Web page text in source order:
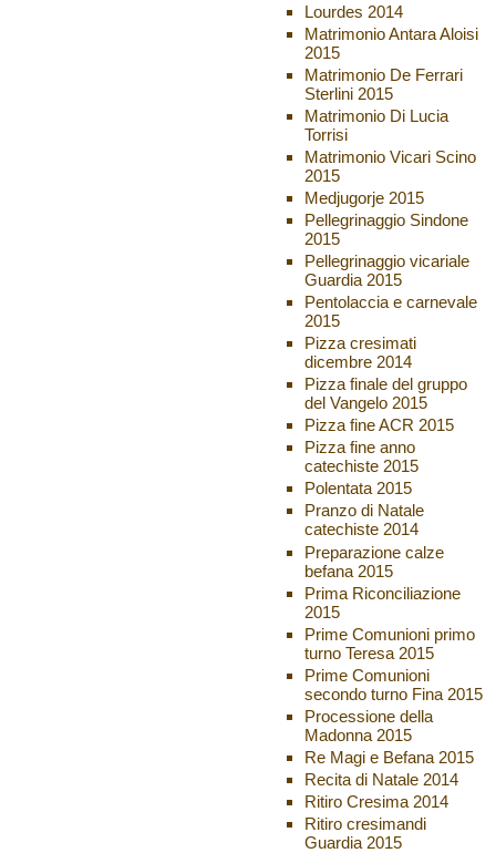
Lourdes 2014
Matrimonio Antara Aloisi
2015
Matrimonio De Ferrari
Sterlini 2015
Matrimonio Di Lucia
Torrisi
Matrimonio Vicari Scino
2015
Medjugorje 2015
Pellegrinaggio Sindone
2015
Pellegrinaggio vicariale
Guardia 2015
Pentolaccia e carnevale
2015
Pizza cresimati
dicembre 2014
Pizza finale del gruppo
del Vangelo 2015
Pizza fine ACR 2015
Pizza fine anno
catechiste 2015
Polentata 2015
Pranzo di Natale
catechiste 2014
Preparazione calze
befana 2015
Prima Riconciliazione
2015
Prime Comunioni primo
turno Teresa 2015
Prime Comunioni
secondo turno Fina 2015
Processione della
Madonna 2015
Re Magi e Befana 2015
Recita di Natale 2014
Ritiro Cresima 2014
Ritiro cresimandi
Guardia 2015